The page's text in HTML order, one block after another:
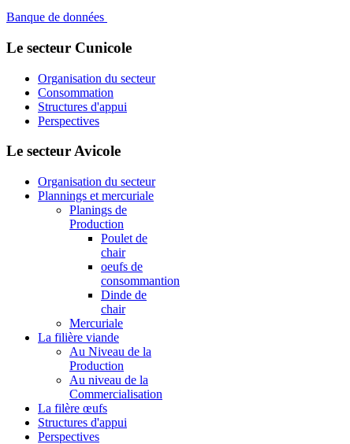
Banque de données
Le secteur Cunicole
Organisation du secteur
Consommation
Structures d'appui
Perspectives
Le secteur Avicole
Organisation du secteur
Plannings et mercuriale
Planings de
Production
Poulet de
chair
oeufs de
consommantion
Dinde de
chair
Mercuriale
La filière viande
Au Niveau de la
Production
Au niveau de la
Commercialisation
La filère œufs
Structures d'appui
Perspectives